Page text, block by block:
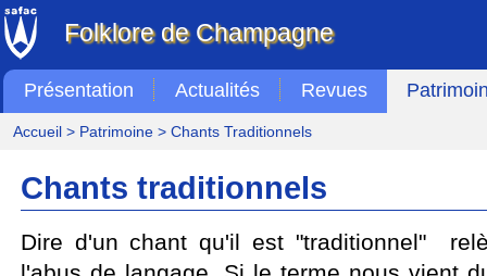
Folklore de Champagne
Présentation Actualités Revues
Accueil> Patrimoine> Chants Traditionnels
Chants traditionnels
Dire d'un chant qu'il est "traditionnel"